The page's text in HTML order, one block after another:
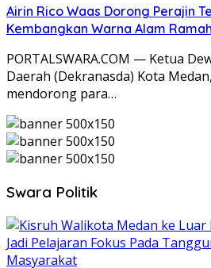
Airin Rico Waas Dorong Perajin
Kembangkan Warna Alam
PORTALSWARA.COM — Ketua
Daerah (Dekranasda) Kota
mendorong para…
Swara Politik